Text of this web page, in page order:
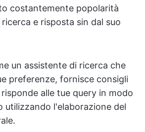
costantemente popolarità
e risposta sin dal suo
un assistente di ricerca che
preferenze, fornisce consigli
alle tue query in modo
utilizzando l'elaborazione del